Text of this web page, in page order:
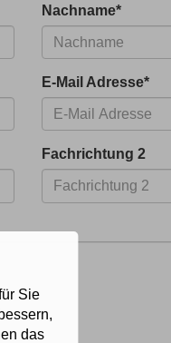
Nachname*
E-Mail Adresse*
Fachrichtung 2
Sie
das